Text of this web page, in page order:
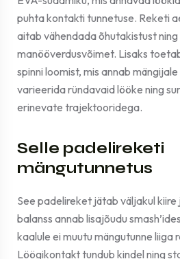
puhta kontakti tunnetuse. Reketi
aitab vähendada õhutakistust
manööverdusvõimet. Lisaks
spinni loomist, mis annab
varieerida ründavaid lööke ning
erinevate trajektooridega.
Selle padelireketi
mängutunnetus
See padelireket jätab väljakul
balanss annab lisajõudu
kaalule ei muutu mängutunne liiga
Löögikontakt tundub kindel ning